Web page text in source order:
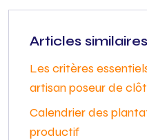
Articles similaires
Les critères
artisan poseur de
Calendrier des
productif